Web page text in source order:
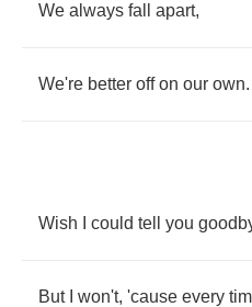
We always fall apart,
We're better off on our own.
Wish could tell you
But won't, 'cause every